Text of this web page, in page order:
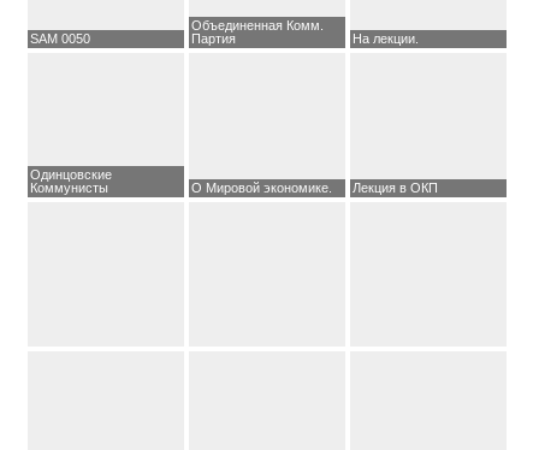
SAM 0050
Объединенная Комм.
Партия
На лекции.
Одинцовские
Коммунисты
О Мировой экономике. Лекция в ОКП